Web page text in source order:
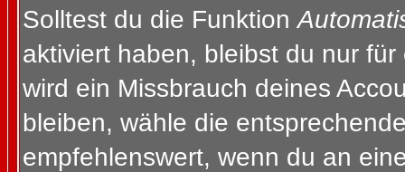
Solltest du die Funktion
aktiviert haben, bleibst du nur
wird ein Missbrauch deines
bleiben, wähle die
empfehlenswert, wenn du an